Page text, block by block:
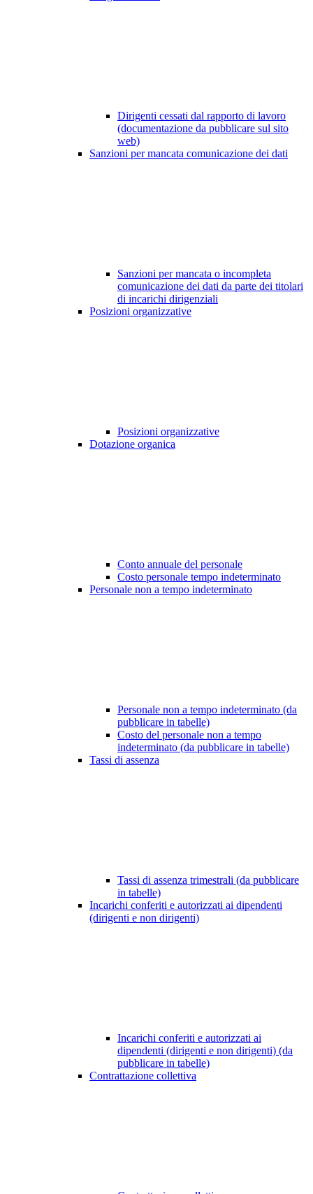
Dirigenti cessati dal rapporto di lavoro
(documentazione da pubblicare sul sito
web)
Sanzioni per mancata comunicazione dei dati
Sanzioni per mancata o incompleta
comunicazione dei dati da parte dei titolari
di incarichi dirigenziali
Posizioni organizzative
Posizioni organizzative
Dotazione organica
Conto annuale del personale
Costo personale tempo indeterminato
Personale non a tempo indeterminato
Personale non a tempo indeterminato (da
pubblicare in tabelle)
Costo del personale non a tempo
indeterminato (da pubblicare in tabelle)
Tassi di assenza
Tassi di assenza trimestrali (da pubblicare
in tabelle)
Incarichi conferiti e autorizzati ai dipendenti
(dirigenti e non dirigenti)
Incarichi conferiti e autorizzati ai
dipendenti (dirigenti e non dirigenti) (da
pubblicare in tabelle)
Contrattazione collettiva